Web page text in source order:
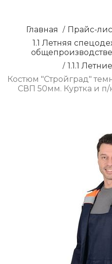
Главная / Прайс-
1.1 Летняя
/ 1.1.1
Костюм "Стройград"
CВП 50мм. Куртка и п/